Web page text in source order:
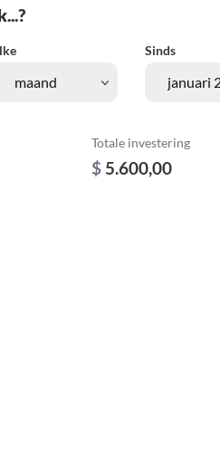
Sinds
Totale investering
$ 5.600,00